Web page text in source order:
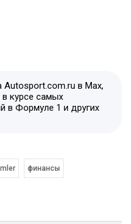
Autosport.com.ru в Max,
курсе самых
в Формуле 1 и других
финансы